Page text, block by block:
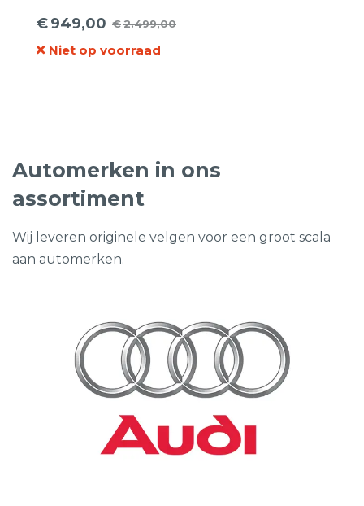
€2.499,00
Oorspronkelijke
prijs
€949,00
Huidige
prijs
Niet op voorraad
Automerken in ons
assortiment
Wij leveren originele velgen voor een groot scala
aan automerken.